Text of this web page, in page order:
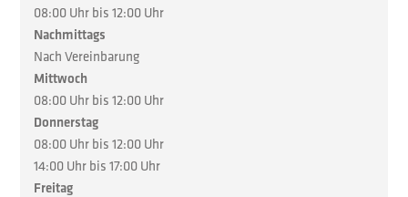
08:00 Uhr bis 12:00 Uhr
Nachmittags
Nach Vereinbarung
Mittwoch
08:00 Uhr bis 12:00 Uhr
Donnerstag
08:00 Uhr bis 12:00 Uhr
14:00 Uhr bis 17:00 Uhr
Freitag